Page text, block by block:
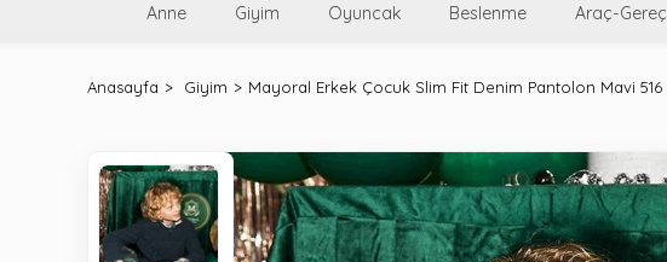
Anne Giyim Oyuncak Beslenme Araç-Gereç
Anasayfa Giyim Mayoral Erkek Çocuk Slim Fit Denim Pantolon Mavi 516